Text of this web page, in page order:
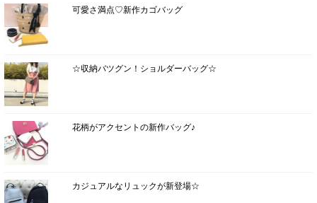
可愛さ満点♡新作カゴバッグ
☆収納バツグン！ショルダーバッグ☆
花柄がアクセントの新作バッグ♪
カジュアルなリュックが新登場☆